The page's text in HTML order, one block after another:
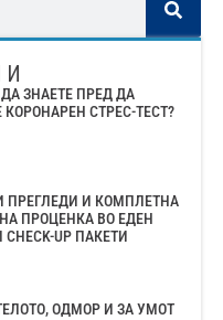
ЗНАЕТЕ ПРЕД ДА
СТРЕС-ТЕСТ?
ПРЕГЛЕДИ И КОМПЛЕТНА
ПРОЦЕНКА ВО ЕДЕН
UP ПАКЕТИ
ОДМОР И ЗА УМОТ